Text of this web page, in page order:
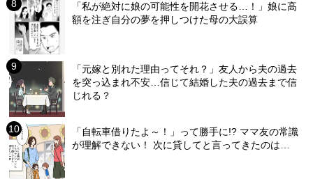
「私が絶対に娘の可能性を開花させる…！」娘に高
額を注ぎ自分の夢を押しつけた母の大誤算
「元嫁と別れた理由ってそれ？」友人から夫の過去
を突っ込まれ不安…信じて結婚した夫の過去まで信
じれる？
「自転車借りたよ～！」って勝手に!? ママ友の常識
が理解できない！ 次に貸してと言ってきたのは…